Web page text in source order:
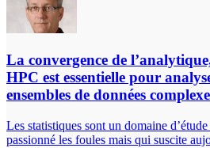
La convergence de
HPC est essentielle pour
ensembles de données
Les statistiques sont un domaine
passionné les foules mais qui suscite